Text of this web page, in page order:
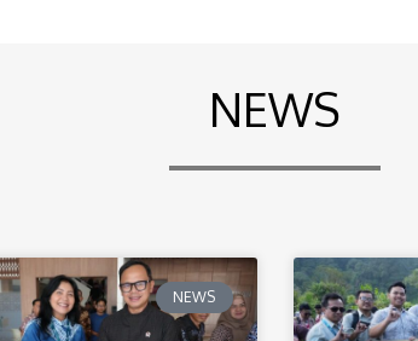
NEWS
NEWS